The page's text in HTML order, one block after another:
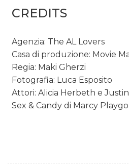
CREDITS
Agenzia: The AL Lovers
Casa di produzione: Movie
Regia: Maki Gherzi
Fotografia: Luca Esposito
Attori: Alicia Herbeth e Justin
Sex & Candy di Marcy